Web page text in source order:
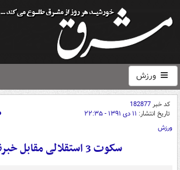
ورزش
کد خبر182877
تاریخ انتشار: ۱۱ دی ۱۳۹۱ - ۲۲:۳۵
ورزش
سکوت 3 استقلالی مقابل خبرنگاران